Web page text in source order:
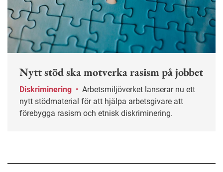
Nytt stöd ska motverka rasism på jobbet
Diskriminering •
nytt stödmaterial för att hjälpa arbetsgivare att
förebygga rasism och etnisk diskriminering.